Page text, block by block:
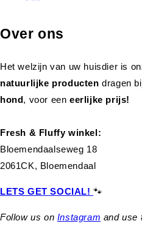
Over ons
Het welzijn van uw huisdier is
natuurlijke productendragen
hond, voor eeneerlijke prijs!
Fresh & Fluffy winkel:
Bloemendaalseweg 18
2061CK, Bloemendaal
LETS GET SOCIAL!🐾
Follow us on Instagram and use